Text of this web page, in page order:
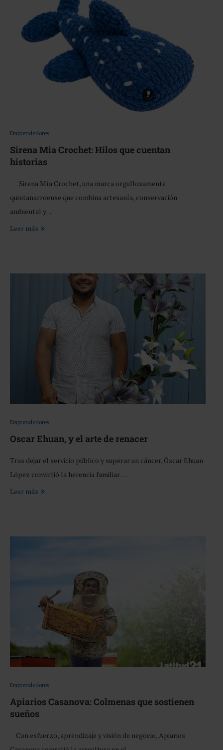
Emprendedores
Sirena Mia Crochet: Hilos que cuentan
historias
Sirena Mía Crochet, una marca orgullosamente
quintanarroense que combina artesanía, conservación
ambiental y …
Leer más
Emprendedores
Oscar Ehuan, y el arte de renacer
Tras dejar el servicio público y superar un cáncer, Óscar Ehuan
López convirtió la herencia familiar …
Leer más
Emprendedores
Apiarios Casanova: Colmenas que sostienen
sueños
Con esfuerzo, aprendizaje y visión de negocio, Apiarios